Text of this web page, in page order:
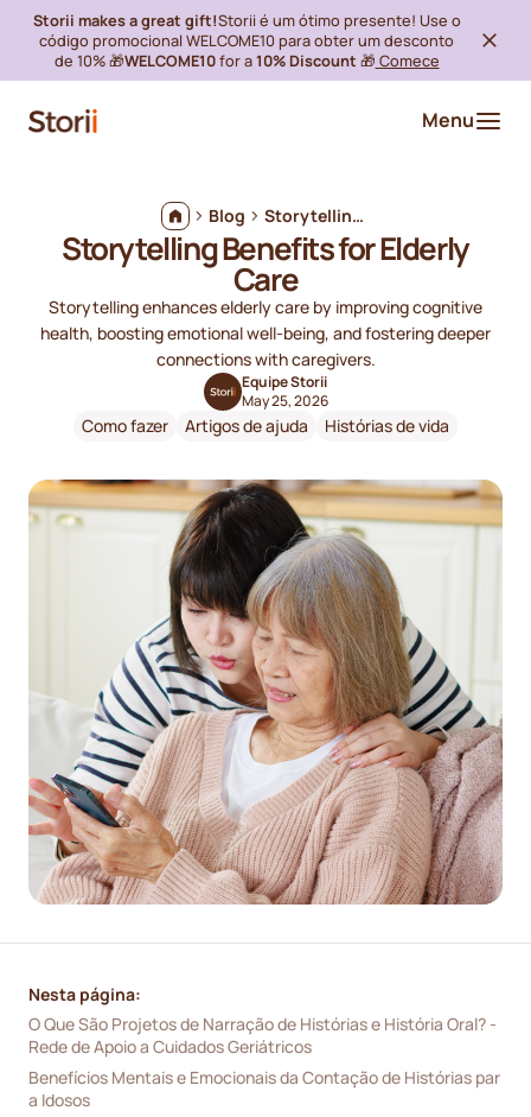
Storii makes a great gift!Storii é um ótimo presente! Use o
código promocional WELCOME10 para obter um desconto
de 10% 🎁WELCOME10for a10% Discount 🎁 Comece
Menu
Blog Storytelling Benefits for Elderly Care
Storytelling Benefits for Elderly
Care
Storytelling enhances elderly care by improving cognitive
health, boosting emotional well-being, and fostering deeper
connections with caregivers.
Equipe Storii
May 25, 2026
Como fazer Artigos de ajuda Histórias de vida
Nesta página:
O Que São Projetos de Narração de Histórias e História Oral? -
Rede de Apoio a Cuidados Geriátricos
Benefícios Mentais e Emocionais da Contação de Histórias par
a Idosos